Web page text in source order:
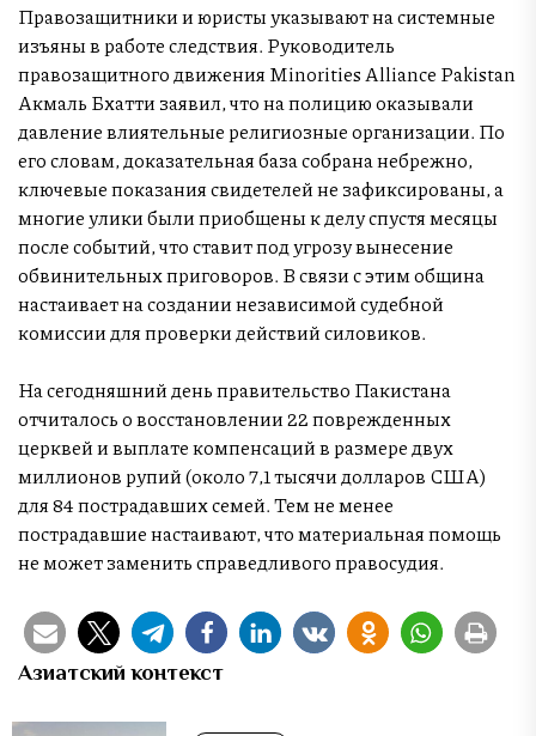
Правозащитники и юристы указывают на системные
изъяны в работе следствия. Руководитель
правозащитного движения Minorities Alliance Pakistan
Акмаль Бхатти заявил, что на полицию оказывали
давление влиятельные религиозные организации. По
его словам, доказательная база собрана небрежно,
ключевые показания свидетелей не зафиксированы, а
многие улики были приобщены к делу спустя месяцы
после событий, что ставит под угрозу вынесение
обвинительных приговоров. В связи с этим община
настаивает на создании независимой судебной
комиссии для проверки действий силовиков.
На сегодняшний день правительство Пакистана
отчиталось о восстановлении 22 поврежденных
церквей и выплате компенсаций в размере двух
миллионов рупий (около 7,1 тысячи долларов США)
для 84 пострадавших семей. Тем не менее
пострадавшие настаивают, что материальная помощь
не может заменить справедливого правосудия.
Азиатский контекст